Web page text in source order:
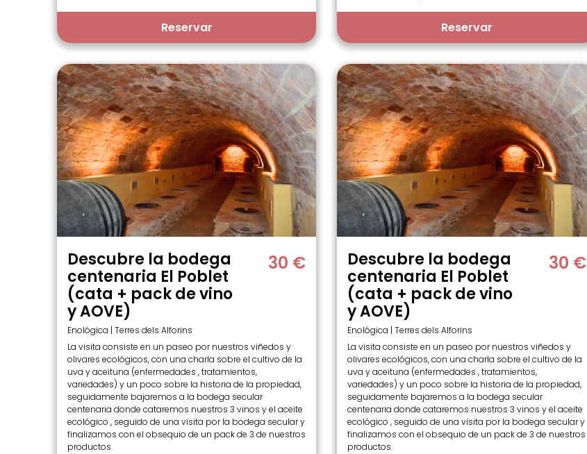
Reservar Reservar
Descubre la bodega
centenaria El Poblet
(cata + pack de vino
y AOVE)
Enológica | Terres dels Alforins
30 €
La visita consiste en un paseo por nuestros viñedos y
olivares ecológicos, con una charla sobre el cultivo de la
uva y aceituna (enfermedades , tratamientos,
variedades) y un poco sobre la historia de la propiedad,
seguidamente bajaremos a la bodega secular
centenaria donde cataremos nuestros 3 vinos y el aceite
ecológico , seguido de una visita por la bodega secular y
finalizamos con el obsequio de un pack de 3 de nuestros
productos.
Descubre la bodega
centenaria El Poblet
(cata + pack de vino
y AOVE)
Enológica | Terres dels Alforins
30 €
La visita consiste en un paseo por nuestros viñedos y
olivares ecológicos, con una charla sobre el cultivo de la
uva y aceituna (enfermedades , tratamientos,
variedades) y un poco sobre la historia de la propiedad,
seguidamente bajaremos a la bodega secular
centenaria donde cataremos nuestros 3 vinos y el aceite
ecológico , seguido de una visita por la bodega secular y
finalizamos con el obsequio de un pack de 3 de nuestros
productos.